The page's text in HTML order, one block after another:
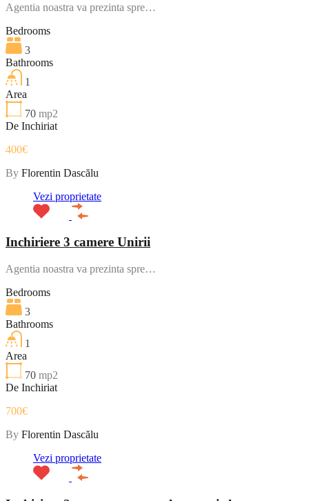
Agentia noastra va prezinta spre…
Bedrooms
3
Bathrooms
1
Area
70 mp2
De Inchiriat
400€
By Florentin Dascălu
Vezi proprietate
Inchiriere 3 camere Unirii
Agentia noastra va prezinta spre…
Bedrooms
3
Bathrooms
1
Area
70 mp2
De Inchiriat
700€
By Florentin Dascălu
Vezi proprietate